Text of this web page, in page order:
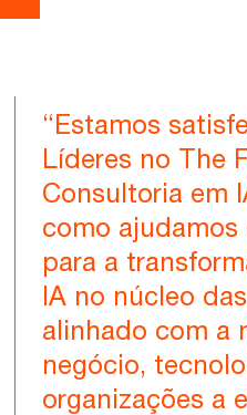
“Estamos
Líderes no The
Consultoria em
como
para a
IA no núcleo
alinhado com a
negócio,
organizações a